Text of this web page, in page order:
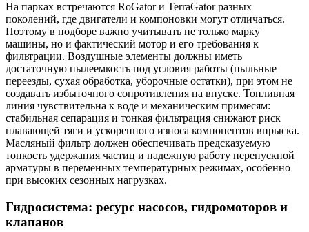
На парках встречаются RoGator и TerraGator разных
поколений, где двигатели и компоновки могут отличаться.
Поэтому в подборе важно учитывать не только марку
машины, но и фактический мотор и его требования к
фильтрации. Воздушные элементы должны иметь
достаточную пылеемкость под условия работы (пыльные
переезды, сухая обработка, уборочные остатки), при этом не
создавать избыточного сопротивления на впуске. Топливная
линия чувствительна к воде и механическим примесям:
стабильная сепарация и тонкая фильтрация снижают риск
плавающей тяги и ускоренного износа компонентов впрыска.
Масляный фильтр должен обеспечивать предсказуемую
тонкость удержания частиц и надежную работу перепускной
арматуры в переменных температурных режимах, особенно
при высоких сезонных нагрузках.
Гидросистема: ресурс насосов, гидромоторов и
клапанов